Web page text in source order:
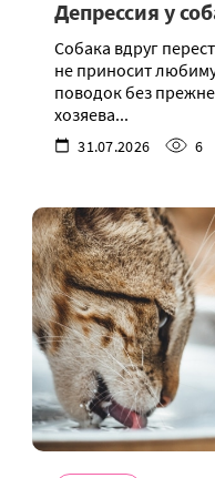
Депрессия у
Собака вдруг
не приносит
поводок без
хозяева...
31.07.2026 6